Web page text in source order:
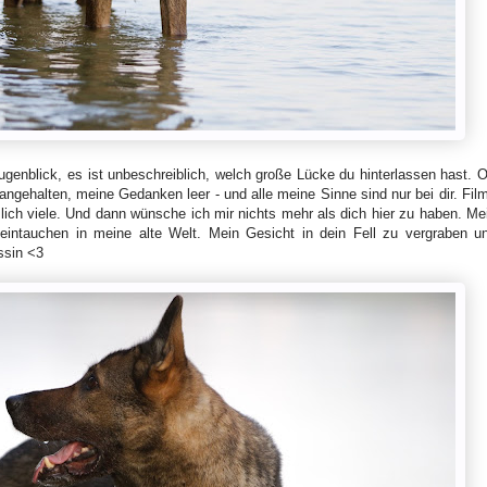
es ist unbeschreiblich, welch große Lücke du hinterlassen hast.
meine Gedanken leer - und alle meine Sinne sind nur bei dir.
viele. Und dann wünsche ich mir nichts mehr als dich hier zu haben.
in meine alte Welt. Mein Gesicht in dein Fell zu vergraben
<3